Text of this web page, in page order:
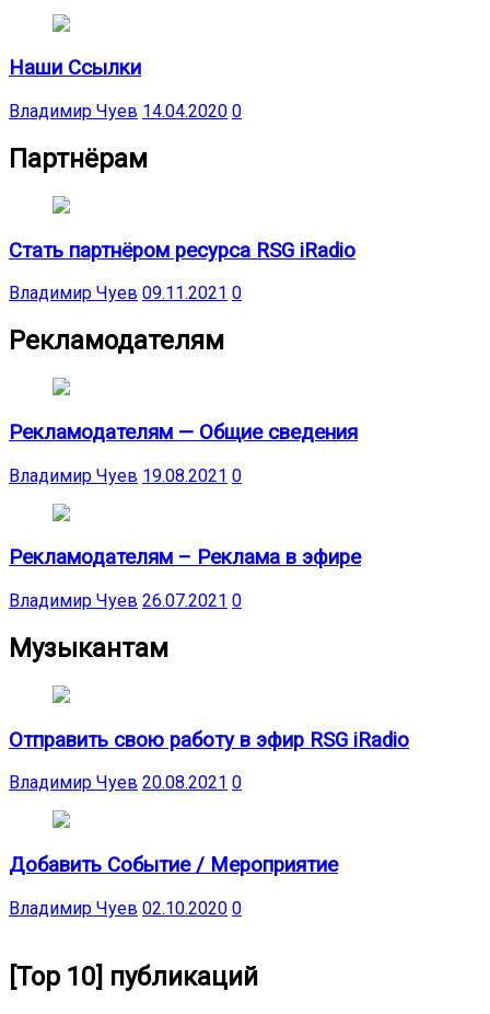
Наши Ссылки
Владимир Чуев 14.04.2020 0
Партнёрам
Стать партнёром ресурса RSG iRadio
Владимир Чуев 09.11.2021 0
Рекламодателям
Рекламодателям — Общие сведения
Владимир Чуев 19.08.2021 0
Рекламодателям – Реклама в эфире
Владимир Чуев 26.07.2021 0
Музыкантам
Отправить свою работу в эфир RSG iRadio
Владимир Чуев 20.08.2021 0
Добавить Событие / Мероприятие
Владимир Чуев 02.10.2020 0
[Top 10] публикаций